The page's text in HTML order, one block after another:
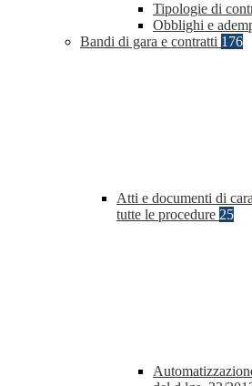
Tipologie di
Obblighi e
Bandi di gara e contratti 176
Atti e documenti di
tutte le procedure 25